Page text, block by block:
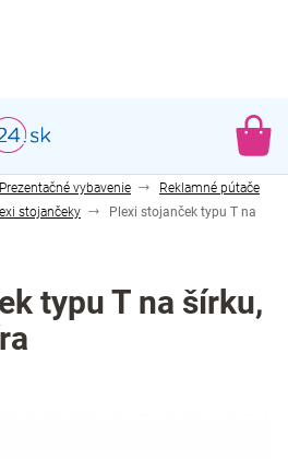
Prezentačné vybavenie
Reklamné pútače
stojančeky
Plexi stojanček typu T na
typu T na šírku,